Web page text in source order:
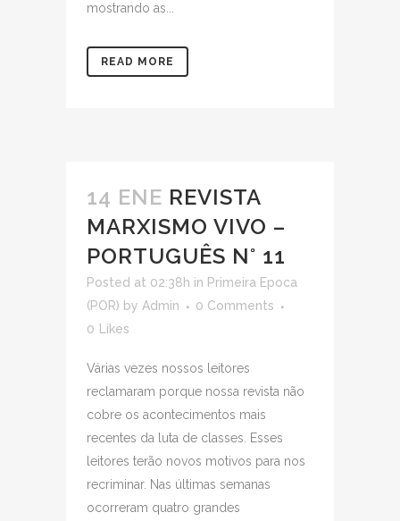
mostrando as...
READ MORE
14 ENE REVISTA
MARXISMO VIVO –
PORTUGUÊS N° 11
Posted at 02:38h in Primeira Epoca
(POR) by Admin
0 Comments
0
Likes
Várias vezes nossos leitores
reclamaram porque nossa revista não
cobre os acontecimentos mais
recentes da luta de classes. Esses
leitores terão novos motivos para nos
recriminar. Nas últimas semanas
ocorreram quatro grandes